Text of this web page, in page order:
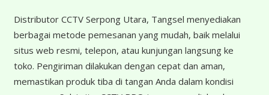
Distributor CCTV Serpong Utara, Tangsel menyediakan
berbagai metode pemesanan yang mudah, baik melalui
situs web resmi, telepon, atau kunjungan langsung ke
toko. Pengiriman dilakukan dengan cepat dan aman,
memastikan produk tiba di tangan Anda dalam kondisi